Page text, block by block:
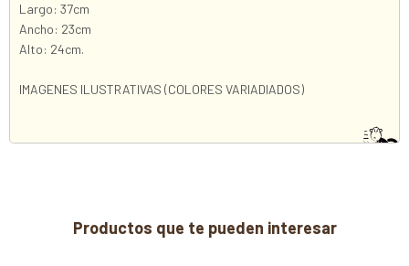
Largo: 37cm
Ancho: 23cm
Alto: 24cm.
IMAGENES ILUSTRATIVAS (COLORES VARIADIADOS)
Productos que te pueden interesar